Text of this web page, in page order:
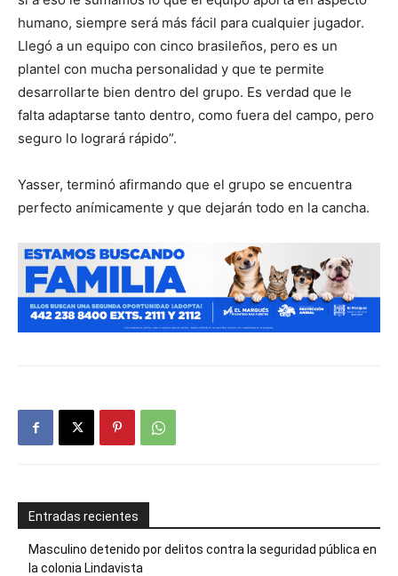
humano, siempre será más fácil para cualquier jugador.
Llegó a un equipo con cinco brasileños, pero es un
plantel con mucha personalidad y que te permite
desarrollarte bien dentro del grupo. Es verdad que le
falta adaptarse tanto dentro, como fuera del campo, pero
seguro lo logrará rápido”.
Yasser, terminó afirmando que el grupo se encuentra
perfecto anímicamente y que dejarán todo en la cancha.
Entradas recientes
Masculino detenido por delitos contra la seguridad pública en
la colonia Lindavista